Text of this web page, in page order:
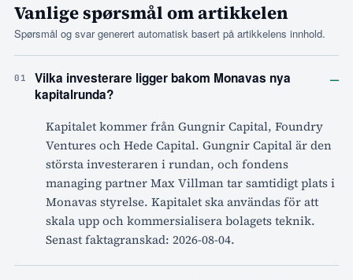
Vanlige spørsmål om artikkelen
Spørsmål og svar generert automatisk basert på artikkelens innhold.
01
Vilka investerare ligger bakom Monavas nya
kapitalrunda?
–
Kapitalet kommer från Gungnir Capital, Foundry
Ventures och Hede Capital. Gungnir Capital är den
största investeraren i rundan, och fondens
managing partner Max Villman tar samtidigt plats i
Monavas styrelse. Kapitalet ska användas för att
skala upp och kommersialisera bolagets teknik.
Senast faktagranskad: 2026-08-04.